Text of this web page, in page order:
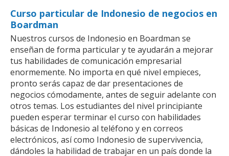
Curso particular de Indonesio de negocios en
Boardman
Nuestros cursos de Indonesio en Boardman se
enseñan de forma particular y te ayudarán a mejorar
tus habilidades de comunicación empresarial
enormemente. No importa en qué nivel empieces,
pronto serás capaz de dar presentaciones de
negocios cómodamente, antes de seguir adelante con
otros temas. Los estudiantes del nivel principiante
pueden esperar terminar el curso con habilidades
básicas de Indonesio al teléfono y en correos
electrónicos, así como Indonesio de supervivencia,
dándoles la habilidad de trabajar en un país donde la